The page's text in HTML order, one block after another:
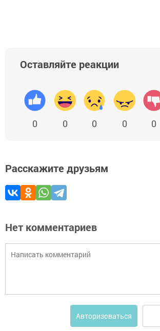
Оставляйте реакции
0 0 0 0 0
Расскажите друзьям
Нет комментариев
Авторизоваться